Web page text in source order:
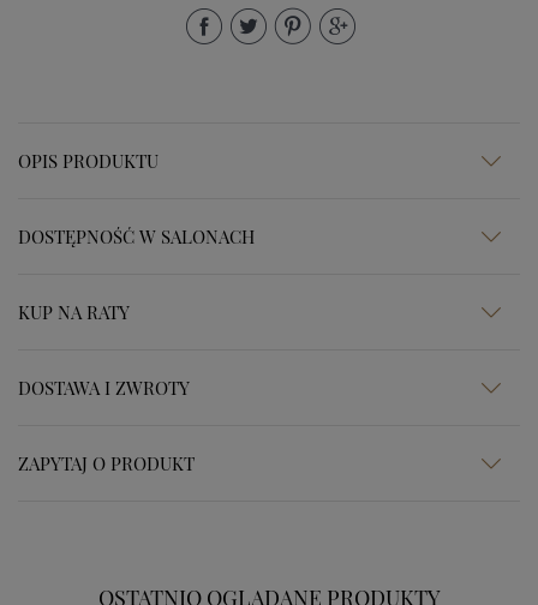
OPIS PRODUKTU
DOSTĘPNOŚĆ W SALONACH
KUP NA RATY
DOSTAWA I ZWROTY
ZAPYTAJ O PRODUKT
OSTATNIO OGLĄDANE PRODUKTY